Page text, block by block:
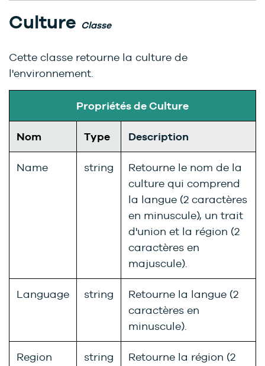
Culture Classe
Cette classe retourne la culture de
l'environnement.
Propriétés de Culture
Nom Type Description
Name string
Retourne le nom de la
culture qui comprend
la langue (2 caractères
en minuscule), un trait
d'union et la région (2
caractères en
majuscule).
Language string
Retourne la langue (2
caractères en
minuscule).
Region string
Retourne la région (2